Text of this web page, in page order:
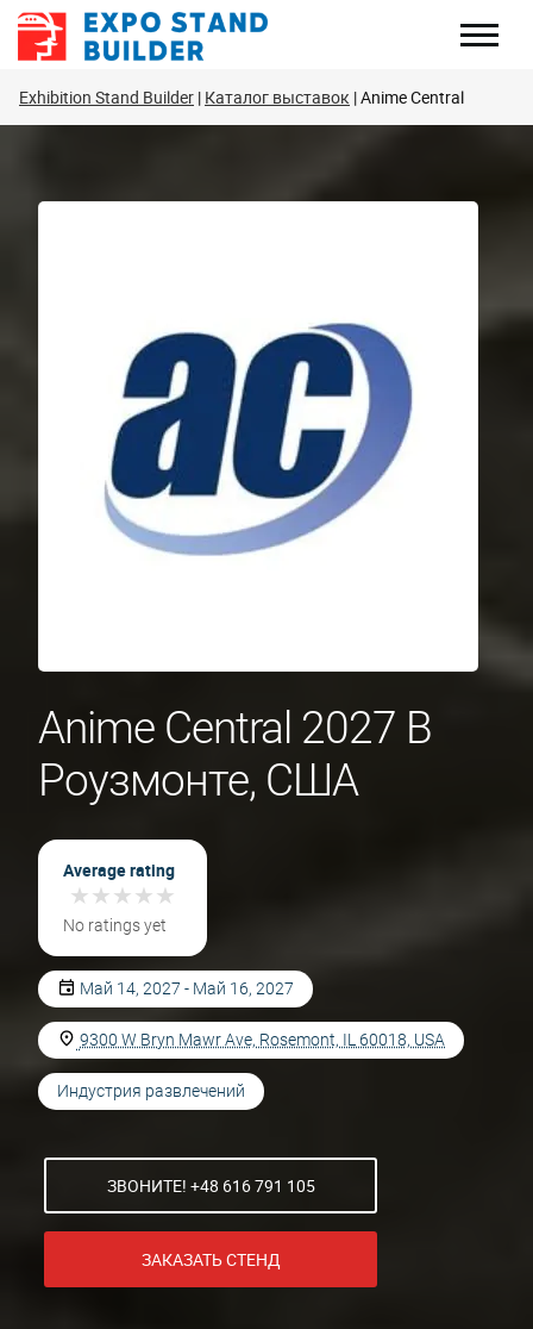
Перейти
Exhibition Stand Builder Каталог выставок Anime Central
Anime Central 2027 В
Роузмонте, США
Average rating
★★★★★
★★★★★
No ratings yet
Май 14, 2027 - Май 16, 2027
9300 W Bryn Mawr Ave, Rosemont, IL 60018, USA
Индустрия развлечений
ЗВОНИТЕ! +48 616 791 105
ЗАКАЗАТЬ СТЕНД